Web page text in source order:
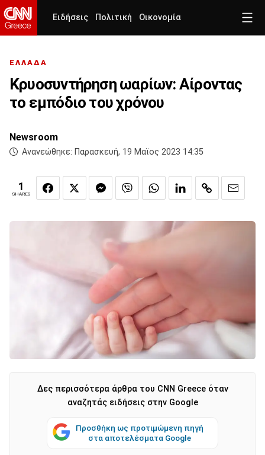
Ειδήσεις Πολιτική Οικονομία
ΕΛΛΑΔΑ
Κρυοσυντήρηση ωαρίων: Αίροντας
το εμπόδιο του χρόνου
Newsroom
Ανανεώθηκε: Παρασκευή, 19 Μαϊος 2023 14:35
1
SHARES
Δες περισσότερα άρθρα του CNN Greece όταν
αναζητάς ειδήσεις στην Google
Προσθήκη ως προτιμώμενη πηγή
στα αποτελέσματα Google